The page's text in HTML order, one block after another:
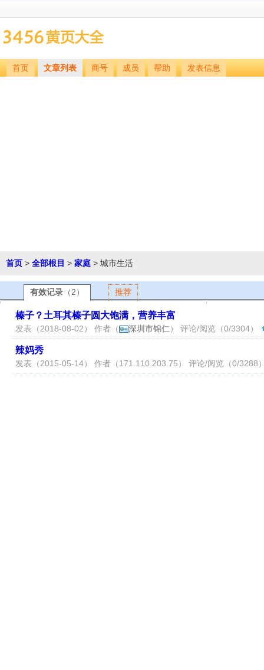
首页 文章列表 商号 成员 帮助 发表信息
首页 > 全部根目 > 家庭 > 城市生活
有效记录 （2） 推荐
榛子？土耳其榛子圆大饱满，营养丰富
发表（2018-08-02） 作者（ 深圳市锦仁） 评论/阅览（0/3304）
辣妈秀
发表（2015-05-14） 作者（171.110.203.75） 评论/阅览（0/3288